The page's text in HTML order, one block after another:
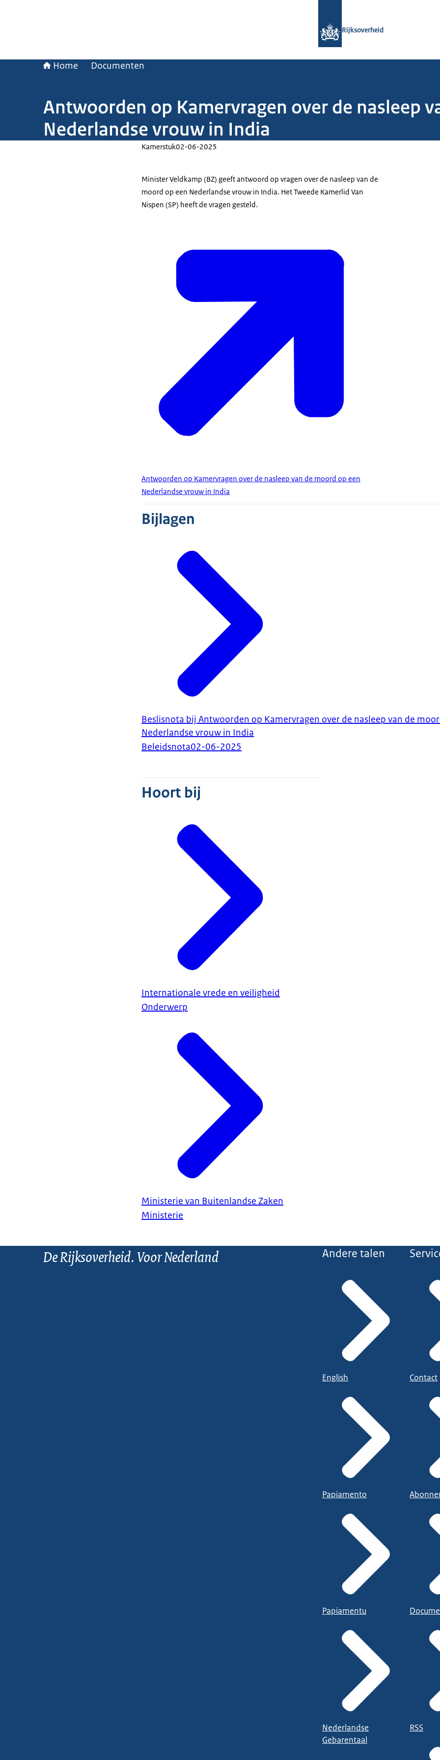
Rijksoverheid
Home Documenten
Antwoorden op Kamervragen over de nasleep
Nederlandse vrouw in India
Kamerstuk02-06-2025
Minister Veldkamp (BZ) geeft antwoord op vragen over de nasleep van de
moord op een Nederlandse vrouw in India. Het Tweede Kamerlid Van
Nispen (SP) heeft de vragen gesteld.
Antwoorden op Kamervragen over de nasleep van de moord op een
Nederlandse vrouw in India
Bijlagen
Beslisnota bij Antwoorden op Kamervragen over de nasleep van de
Nederlandse vrouw in India
Beleidsnota02-06-2025
Hoort bij
Internationale vrede en veiligheid
Onderwerp
Ministerie van Buitenlandse Zaken
Ministerie
De Rijksoverheid. Voor Nederland Andere talen
English
Papiamento
Papiamentu
Nederlandse
Gebarentaal
Contact
RSS